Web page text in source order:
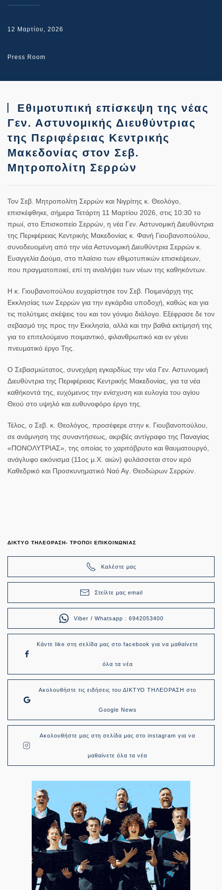
12 Μαρτίου, 2026
Press Room
Εθιμοτυπική επίσκεψη της νέας
Γεν. Αστυνομικής Διευθύντριας
της Περιφέρειας Κεντρικής
Μακεδονίας στον Σεβ.
Μητροπολίτη Σερρών
Τον Σεβ. Μητροπολίτη Σερρών και Νιγρίτης κ. Θεολόγο,
επισκέφθηκε, σήμερα Τετάρτη 11 Μαρτίου 2026, στις 10:30 το
πρωί, στο Επισκοπείο Σερρών, η νέα Γεν. Αστυνομική Διευθύντρια
της Περιφέρειας Κεντρικής Μακεδονίας κ. Φανή Γιουβανοπούλου,
συνοδευομένη από την νέα Αστυνομική Διευθύντρια Σερρών κ.
Ευαγγελία Δούμα, στο πλαίσιο των εθιμοτυπικών επισκέψεων,
που πραγματοποιεί, επί τη αναλήψει των νέων της καθηκόντων.
Η κ. Γιουβανοπούλου ευχαρίστησε τον Σεβ. Ποιμενάρχη της
Εκκλησίας των Σερρών για την εγκάρδια υποδοχή, καθώς και για
τις πολύτιμες σκέψεις του και τον γόνιμο διάλογο. Εξέφρασε δε τον
σεβασμό της προς την Εκκλησία, αλλά και την βαθιά εκτίμησή της
για το επιτελούμενο ποιμαντικό, φιλανθρωπικό και εν γένει
πνευματικό έργο Της.
Ο Σεβασμιώτατος, συνεχάρη εγκαρδίως την νέα Γεν. Αστυνομική
Διευθύντρια της Περιφέρειας Κεντρικής Μακεδονίας, για τα νέα
καθήκοντά της, ευχόμενος την ενίσχυση και ευλογία του αγίου
Θεού στο υψηλό και ευθυνοφόρο έργο της.
Τέλος, ο Σεβ. κ. Θεολόγος, προσέφερε στην κ. Γιουβανοπούλου,
σε ανάμνηση της συναντήσεως, ακριβές αντίγραφο της Παναγίας
«ΠΟΝΟΛΥΤΡΙΑΣ», της οποίας το χαριτόβρυτο και θαυματουργό,
ανάγλυφο εικόνισμα (11ος μ.Χ. αιών) φυλάσσεται στον ιερό
Καθεδρικό και Προσκυνηματικό Ναό Αγ. Θεοδώρων Σερρών.
ΔΙΚΤΥΟ ΤΗΛΕΟΡΑΣΗ- ΤΡΟΠΟΙ ΕΠΙΚΟΙΝΩΝΙΑΣ
Καλέστε μας
Στείλτε μας email
Viber / Whatsapp : 6942053400
Κάντε like στη σελίδα μας στο facebook για να μαθαίνετε
όλα τα νέα
Ακολουθήστε τις ειδήσεις του ΔΙΚΤΥΟ ΤΗΛΕΟΡΑΣΗ στο
Google News
Ακολουθήστε μας στη σελίδα μας στο instagram για να
μαθαίνετε όλα τα νέα